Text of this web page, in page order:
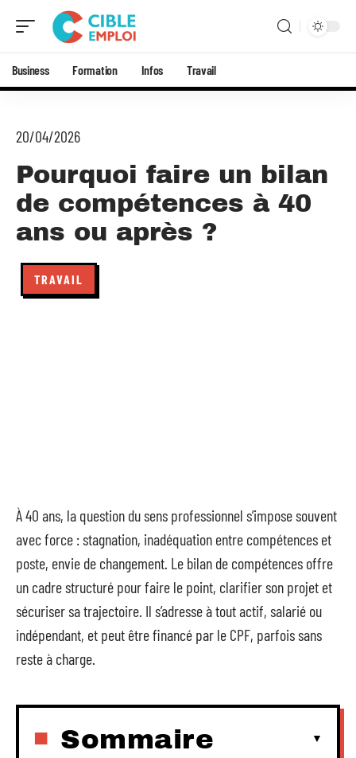
Business Formation Infos Travail
20/04/2026
Pourquoi faire un bilan
de compétences à 40
ans ou après ?
TRAVAIL
À 40 ans, la question du sens professionnel s’impose souvent
avec force : stagnation, inadéquation entre compétences et
poste, envie de changement. Le bilan de compétences offre
un cadre structuré pour faire le point, clarifier son projet et
sécuriser sa trajectoire. Il s’adresse à tout actif, salarié ou
indépendant, et peut être financé par le CPF, parfois sans
reste à charge.
Sommaire